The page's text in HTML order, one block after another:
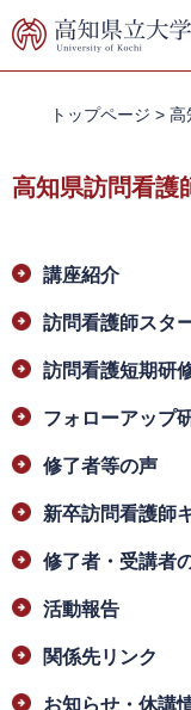
ー
す。
ニ
し
文
へ
トップページ > 高
高知県訪問看護
文
講座紹介
訪問看護師スタ
訪問看護短期研
フォローアップ
修了者等の声
新卒訪問看護師
修了者・受講者
活動報告
関係先リンク
お知らせ・休講